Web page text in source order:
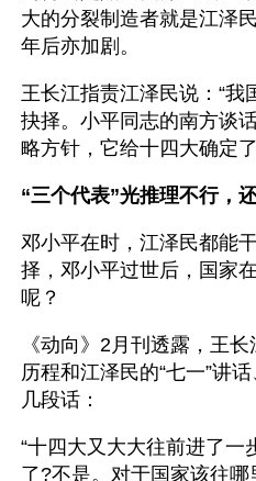
大的分裂制造者就是江泽
年后亦加剧。
王长江指责江泽民说：“我
抉择。小平同志的南方谈
略方针，它给十四大确定
“三个代表”光推理不行，
邓小平在时，江泽民都能
择，邓小平过世后，国家
呢？
《动向》2月刊透露，王
历程和江泽民的“七一”讲
几段话：
“十四大又大大往前进了一
了?不是。对于国家该往